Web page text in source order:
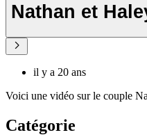
Nathan et
il y a 20 ans
Voici une vidéo sur le couple
Catégorie